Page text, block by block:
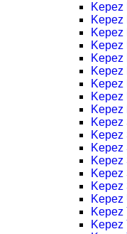
Kepez
Kepez
Kepez
Kepez
Kepez
Kepez
Kepez
Kepez
Kepez
Kepez
Kepez
Kepez
Kepez
Kepez
Kepez
Kepez
Kepez
Kepez